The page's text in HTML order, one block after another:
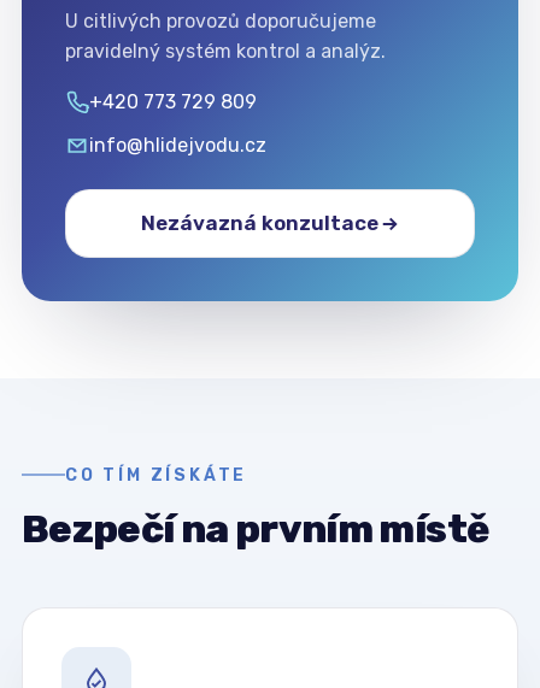
U citlivých provozů doporučujeme
pravidelný systém kontrol a analýz.
+420 773 729 809
info@hlidejvodu.cz
Nezávazná konzultace
CO TÍM ZÍSKÁTE
Bezpečí na prvním místě